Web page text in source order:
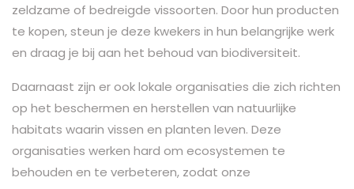
zeldzame of bedreigde vissoorten. Door hun producten
te kopen, steun je deze kwekers in hun belangrijke werk
en draag je bij aan het behoud van biodiversiteit.
Daarnaast zijn er ook lokale organisaties die zich richten
op het beschermen en herstellen van natuurlijke
habitats waarin vissen en planten leven. Deze
organisaties werken hard om ecosystemen te
behouden en te verbeteren, zodat onze